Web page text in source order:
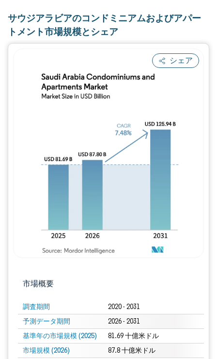
サウジアラビアのコンドミニアムおよびアパー
トメント市場規模とシェア
シェア
市場概要
調査期間 2020 - 2031
予測データ期間 2026 - 2031
基準年の市場規模 (2025) 81.69 十億米ドル
市場規模 (2026) 87.8 十億米ドル